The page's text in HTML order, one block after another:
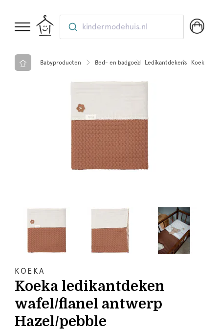
kindermodehuis.nl
Babyproducten Bed- en badgoed Ledikantdekens Koeka
KOEKA
Koeka ledikantdeken
wafel/flanel antwerp
Hazel/pebble